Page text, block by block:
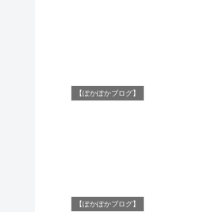
【ぽかぽかブログ】
【ぽかぽかブログ】